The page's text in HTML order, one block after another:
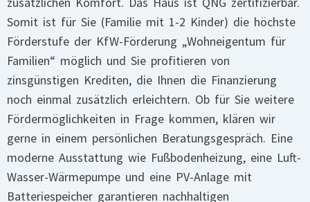
Somit ist für Sie (Familie mit 1-2 Kinder) die höchste
Förderstufe der KfW-Förderung „Wohneigentum für
Familien“ möglich und Sie profitieren von
zinsgünstigen Krediten, die Ihnen die Finanzierung
noch einmal zusätzlich erleichtern. Ob für Sie weitere
Fördermöglichkeiten in Frage kommen, klären wir
gerne in einem persönlichen Beratungsgespräch. Eine
moderne Ausstattung wie Fußbodenheizung, eine Luft-
Wasser-Wärmepumpe und eine PV-Anlage mit
Batteriespeicher garantieren nachhaltigen